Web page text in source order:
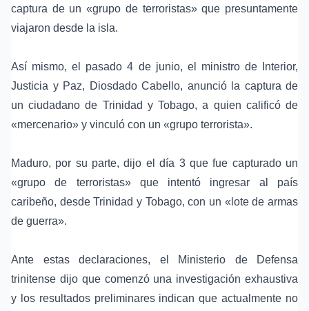
captura de un «grupo de terroristas» que presuntamente
viajaron desde la isla.
Así mismo, el pasado 4 de junio, el ministro de Interior,
Justicia y Paz, Diosdado Cabello, anunció la captura de
un ciudadano de Trinidad y Tobago, a quien calificó de
«mercenario» y vinculó con un «grupo terrorista».
Maduro, por su parte, dijo el día 3 que fue capturado un
«grupo de terroristas» que intentó ingresar al país
caribeño, desde Trinidad y Tobago, con un «lote de armas
de guerra».
Ante estas declaraciones, el Ministerio de Defensa
trinitense dijo que comenzó una investigación exhaustiva
y los resultados preliminares indican que actualmente no